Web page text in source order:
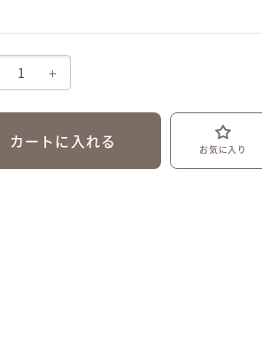
+
カートに入れる お気に入り